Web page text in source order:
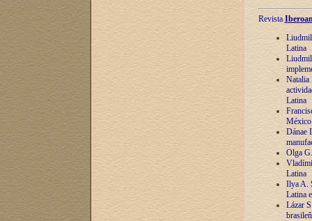
Revista
Latina
Natalia
Latina
México
Dánae
Olga
Latina
Ilya A.
Latina
Lázar